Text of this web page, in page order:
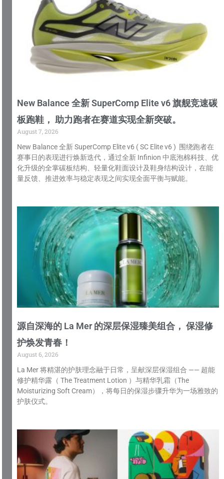
New Balance 全新 SuperComp Elite v6 旗舰竞速碳
板跑鞋， 助力跑者在赛道实现全新突破。
August 7, 2026
New Balance 全新 SuperComp Elite v6 ( SC Elite v6 ) 围绕跑者在
赛事日的表现进行焕新迭代，通过全新 Infinion 中底泡棉科技、优
化升级的全掌碳板结构、轻量化鞋面设计及鞋身结构设计，在能
量反馈、推进效率与稳定表现之间实现全面平衡与赋能。
源自深海的 La Mer 的深层保湿臻美组合， 保湿修
护焕发青春！
August 6, 2026
La Mer 将精湛的护肤理念融于日常，呈献深层保湿组合 —— 超能
修护精华露（ The Treatment Lotion ）与精华乳霜（The
Moisturizing Soft Cream），将每日的保湿步骤升华为一场雅致的
护肤仪式。